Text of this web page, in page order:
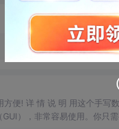
便! 详 情 说 明 用这个手写
），非常容易使用。你只